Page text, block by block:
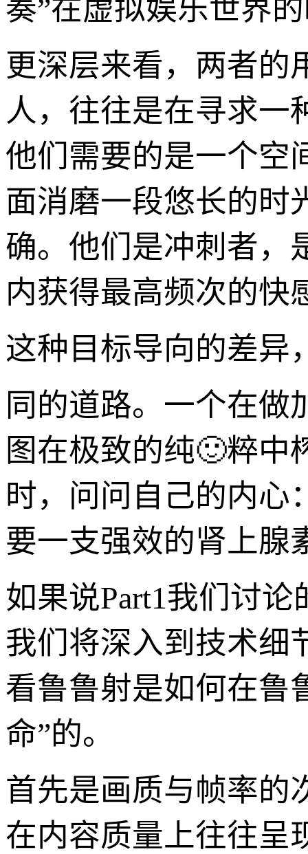
奏”在虚拟娱乐世界
更深层来看，两者的
人，往往是在寻求一
他们需要的是一个空
面消磨一段悠长的时
确。他们是冲刺者，
内获得最高频次的快
这种目标导向的差异
同的道路。一个在做
图在极致的纯🙂粹中
时，问问自己的内心
要一支强效的肾上腺
如果说Part1我们讨
我们将深入到技术细
看鲁鲁射是如何在鲁
命”的。
首先是画质与帧率的
在内容质量上往往呈